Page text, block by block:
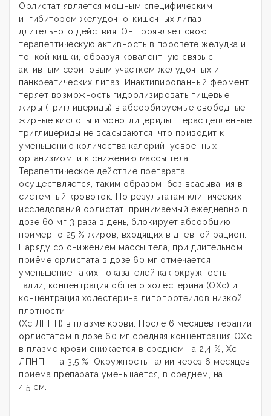
Орлистат является мощным специфическим
ингибитором желудочно-кишечных липаз
длительного действия. Он проявляет свою
терапевтическую активность в просвете желудка и
тонкой кишки, образуя ковалентную связь с
активным сериновым участком желудочных и
панкреатических липаз. Инактивированный фермент
теряет возможность гидролизировать пищевые
жиры (триглицериды) в абсорбируемые свободные
жирные кислоты и моноглицериды. Нерасщеплённые
триглицериды не всасываются, что приводит к
уменьшению количества калорий, усвоенных
организмом, и к снижению массы тела.
Терапевтическое действие препарата
осуществляется, таким образом, без всасывания в
системный кровоток. По результатам клинических
исследований орлистат, принимаемый ежедневно в
дозе 60 мг 3 раза в день, блокирует абсорбцию
примерно 25 % жиров, входящих в дневной рацион.
Наряду со снижением массы тела, при длительном
приёме орлистата в дозе 60 мг отмечается
уменьшение таких показателей как окружность
талии, концентрация общего холестерина (ОХс) и
концентрация холестерина липопротеидов низкой
плотности
(Хс ЛПНП) в плазме крови. После 6 месяцев терапии
орлистатом в дозе 60 мг средняя концентрация ОХс
в плазме крови снижается в среднем на 2,4 %, Хс
ЛПНП – на 3,5 %. Окружность талии через 6 месяцев
приема препарата уменьшается, в среднем, на
4,5 см.